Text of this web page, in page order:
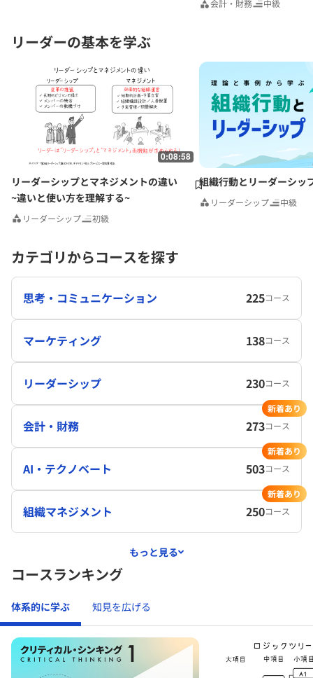
会計・財務 中級
リーダーの基本を学ぶ
0:08:58
リーダーシップとマネジメントの違い
~違いと使い方を理解する~
リーダーシップ 初級
組織行動とリーダーシッ
リーダーシップ 中級
カテゴリからコースを探す
思考・コミュニケーション 225コース
マーケティング 138コース
リーダーシップ 230コース
会計・財務 273コース
新着あり
AI・テクノベート 503コース
新着あり
組織マネジメント 250コース
新着あり
もっと見る
コースランキング
体系的に学ぶ 知見を広げる